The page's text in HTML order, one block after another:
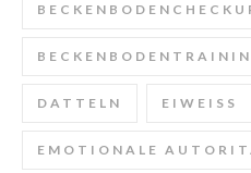
DATTELN EIWEISS
EMOTIONALE